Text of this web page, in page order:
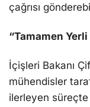
çağrısı
“Tamamen
İçişleri Bakanı
mühendisler
ilerleyen